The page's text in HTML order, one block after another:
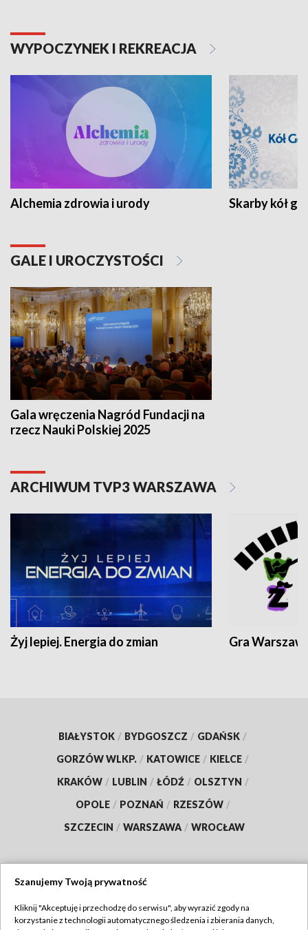
WYPOCZYNEK I REKREACJA
Alchemia zdrowia i urody Skarby kół
GALE I UROCZYSTOŚCI
Gala wręczenia Nagród Fundacji na
rzecz Nauki Polskiej 2025
ARCHIWUM TVP3 WARSZAWA
Żyj lepiej. Energia do zmian Gra
BIAŁYSTOK / BYDGOSZCZ / GDAŃSK /
GORZÓW WLKP. / KATOWICE / KIELCE /
KRAKÓW / LUBLIN / ŁÓDŹ / OLSZTYN /
OPOLE / POZNAŃ / RZESZÓW /
SZCZECIN / WARSZAWA / WROCŁAW
TVP
Szanujemy Twoją prywatność
Kliknij "Akceptuję i przechodzę do serwisu", aby wyrazić zgody na
korzystanie z technologii automatycznego śledzenia i zbierania danych,